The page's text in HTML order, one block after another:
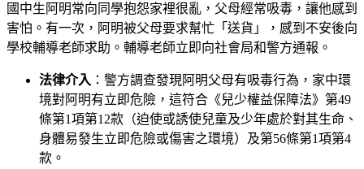
國中生阿明常向同學抱怨家裡很亂，父母經常吸毒，讓他感到
害怕。有一次，阿明被父母要求幫忙「送貨」，感到不安後向
學校輔導老師求助。輔導老師立即向社會局和警方通報。
法律介入 ：警方調查發現阿明父母有吸毒行為，家中環
境對阿明有立即危險，這符合《兒少權益保障法》第49
條第1項第12款（迫使或誘使兒童及少年處於對其生命、
身體易發生立即危險或傷害之環境）及第56條第1項第4
款。